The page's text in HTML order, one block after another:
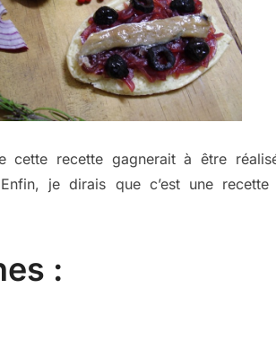
cette recette gagnerait à être
je dirais que c’est une
: